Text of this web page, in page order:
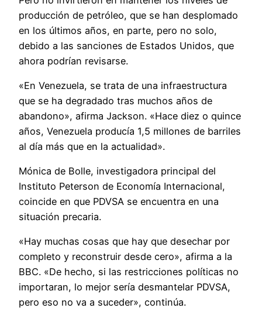
producción de petróleo, que se han desplomado
en los últimos años, en parte, pero no solo,
debido a las sanciones de Estados Unidos, que
ahora podrían revisarse.
«En Venezuela, se trata de una infraestructura
que se ha degradado tras muchos años de
abandono», afirma Jackson. «Hace diez o quince
años, Venezuela producía 1,5 millones de barriles
al día más que en la actualidad».
Mónica de Bolle, investigadora principal del
Instituto Peterson de Economía Internacional,
coincide en que PDVSA se encuentra en una
situación precaria.
«Hay muchas cosas que hay que desechar por
completo y reconstruir desde cero», afirma a la
BBC. «De hecho, si las restricciones políticas no
importaran, lo mejor sería desmantelar PDVSA,
pero eso no va a suceder», continúa.